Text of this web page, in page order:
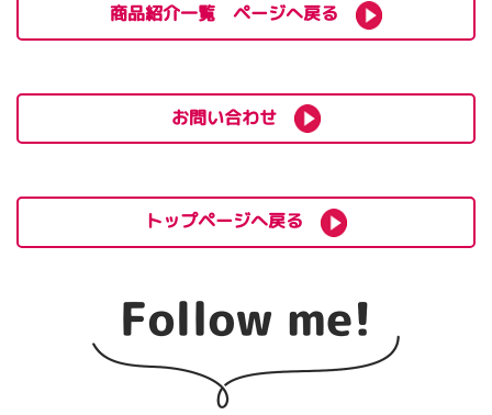
商品紹介一覧 ページへ戻る
お問い合わせ
トップページへ戻る